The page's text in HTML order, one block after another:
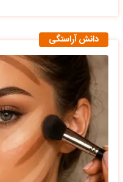
دانش آراستگی